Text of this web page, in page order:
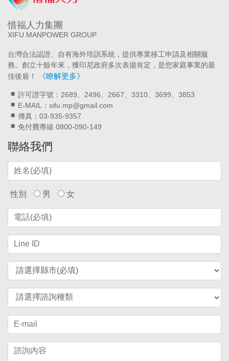
惜福人力集團
XIFU MANPOWER GROUP
台灣合法認證、自有海外培訓系統，提供專業移工申請及相關服
務。創立十餘年來，獲印尼政府多次表揚肯定，是您家庭事業的最
佳後盾！
《瞭解更多》
許可證字號：2689、2496、2667、3310、3699、3853
E-MAIL：xifu.mp@gmail.com
傳真：03-935-9357
免付費專線 0800-090-149
聯絡我們
性別 男 女